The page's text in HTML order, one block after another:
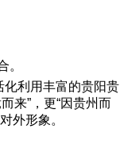
。
化利用丰富的贵阳贵
来”，更“因贵州而
外形象。